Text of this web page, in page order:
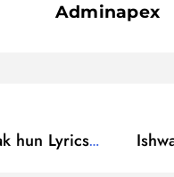
Adminapex
hun Lyrics